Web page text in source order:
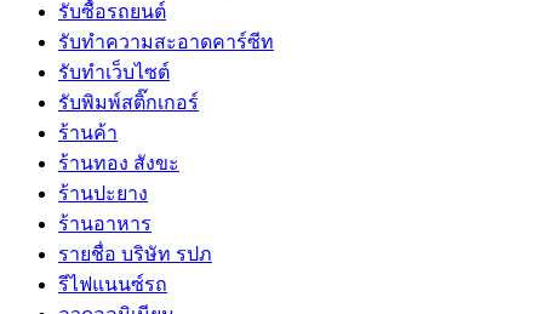
รับซื้อรถยนต์
รับทำความสะอาดคาร์ซีท
รับทําเว็บไซต์
รับพิมพ์สติ๊กเกอร์
ร้านค้า
ร้านทอง สังขะ
ร้านปะยาง
ร้านอาหาร
รายชื่อ บริษัท รปภ
รีไฟแนนซ์รถ